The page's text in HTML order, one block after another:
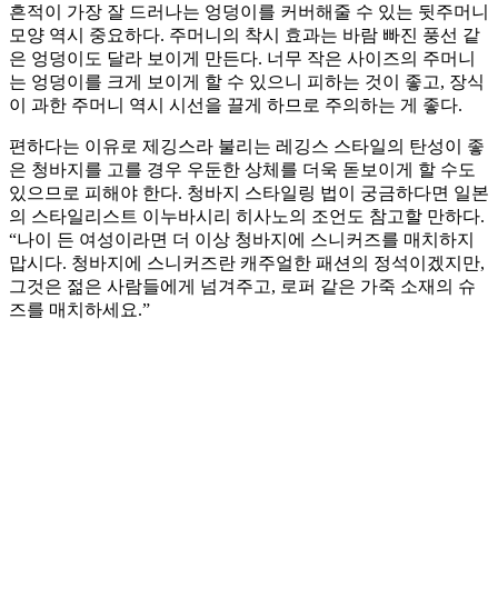
흔적이 가장 잘 드러나는 엉덩이를 커버해줄 수 있는 뒷주머니
모양 역시 중요하다. 주머니의 착시 효과는 바람 빠진 풍선 같
은 엉덩이도 달라 보이게 만든다. 너무 작은 사이즈의 주머니
는 엉덩이를 크게 보이게 할 수 있으니 피하는 것이 좋고, 장식
이 과한 주머니 역시 시선을 끌게 하므로 주의하는 게 좋다.
편하다는 이유로 제깅스라 불리는 레깅스 스타일의 탄성이 좋
은 청바지를 고를 경우 우둔한 상체를 더욱 돋보이게 할 수도
있으므로 피해야 한다. 청바지 스타일링 법이 궁금하다면 일본
의 스타일리스트 이누바시리 히사노의 조언도 참고할 만하다.
“나이 든 여성이라면 더 이상 청바지에 스니커즈를 매치하지
맙시다. 청바지에 스니커즈란 캐주얼한 패션의 정석이겠지만,
그것은 젊은 사람들에게 넘겨주고, 로퍼 같은 가죽 소재의 슈
즈를 매치하세요.”